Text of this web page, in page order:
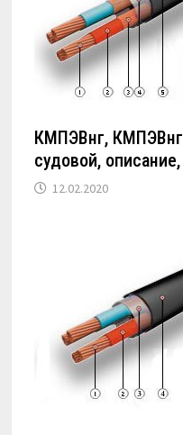
КМПЭВнг,
судовой,
12.02.2020